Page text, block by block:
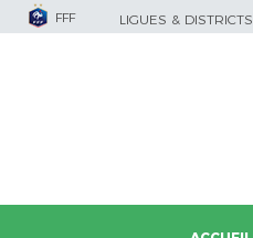
FFF LIGUES & DISTRICTS